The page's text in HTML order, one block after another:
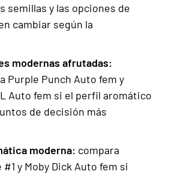
semillas y las opciones de
cambiar según la
modernas afrutadas:
Purple Punch Auto fem y
Auto fem si el perfil aromático
de decisión más
moderna: compara
#1 y Moby Dick Auto fem si